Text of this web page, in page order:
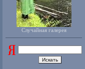
Случайная галерея